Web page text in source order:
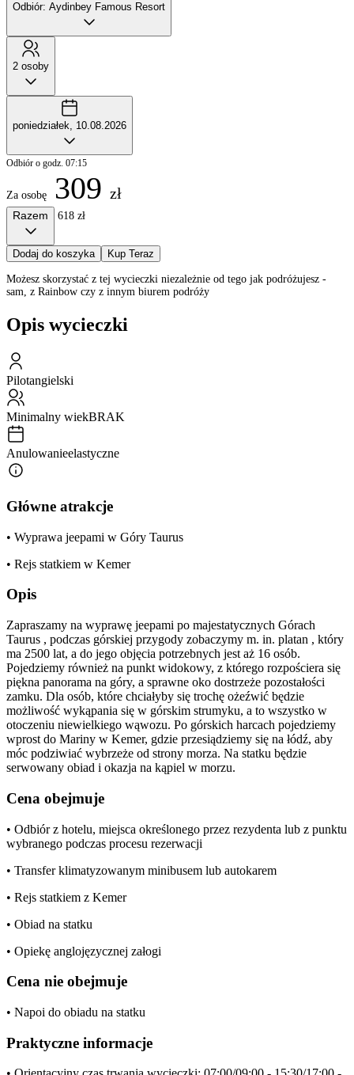
Odbiór: Aydinbey Famous Resort
2 osoby
poniedziałek, 10.08.2026
Odbiór o godz. 07:15
Za osobę 309 zł
Razem 618 zł
Dodaj do koszyka Kup Teraz
Możesz skorzystać z tej wycieczki niezależnie od tego jak podróżujesz -
sam, z Rainbow czy z innym biurem podróży
Opis wycieczki
Pilotangielski
Minimalny wiekBRAK
Anulowanieelastyczne
Główne atrakcje
• Wyprawa jeepami w Góry Taurus
• Rejs statkiem w Kemer
Opis
Zapraszamy na wyprawę jeepami po majestatycznych Górach
Taurus , podczas górskiej przygody zobaczymy m. in. platan , który
ma 2500 lat, a do jego objęcia potrzebnych jest aż 16 osób.
Pojedziemy również na punkt widokowy, z którego rozpościera się
piękna panorama na góry, a sprawne oko dostrzeże pozostałości
zamku. Dla osób, które chciałyby się trochę ożeźwić będzie
możliwość wykąpania się w górskim strumyku, a to wszystko w
otoczeniu niewielkiego wąwozu. Po górskich harcach pojedziemy
wprost do Mariny w Kemer, gdzie przesiądziemy się na łódź, aby
móc podziwiać wybrzeże od strony morza. Na statku będzie
serwowany obiad i okazja na kąpiel w morzu.
Cena obejmuje
• Odbiór z hotelu, miejsca określonego przez rezydenta lub z punktu
wybranego podczas procesu rezerwacji
• Transfer klimatyzowanym minibusem lub autokarem
• Rejs statkiem z Kemer
• Obiad na statku
• Opiekę anglojęzycznej załogi
Cena nie obejmuje
• Napoi do obiadu na statku
Praktyczne informacje